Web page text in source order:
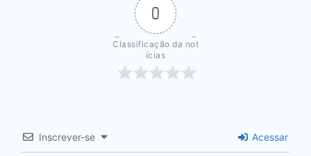
0
Classificação da not
ícias
Inscrever-se Acessar